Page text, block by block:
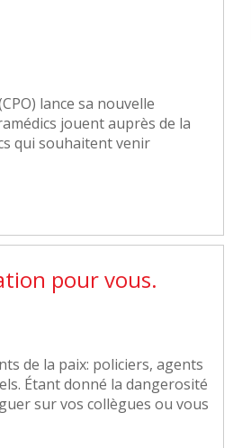
lance sa nouvelle
jouent auprès de la
qui souhaitent venir
pour vous.
de la paix: policiers, agents
Étant donné la dangerosité
sur vos collègues ou vous